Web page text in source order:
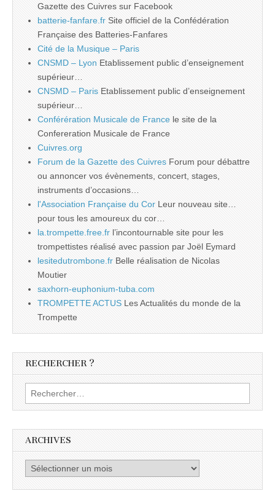
Gazette des Cuivres sur Facebook
batterie-fanfare.fr Site officiel de la Confédération
Française des Batteries-Fanfares
Cité de la Musique – Paris
CNSMD – Lyon Etablissement public d’enseignement
supérieur…
CNSMD – Paris Etablissement public d’enseignement
supérieur…
Conférération Musicale de France le site de la
Confereration Musicale de France
Cuivres.org
Forum de la Gazette des Cuivres Forum pour débattre
ou annoncer vos évènements, concert, stages,
instruments d’occasions…
l'Association Française du Cor Leur nouveau site…
pour tous les amoureux du cor…
la.trompette.free.fr l’incontournable site pour les
trompettistes réalisé avec passion par Joël Eymard
lesitedutrombone.fr Belle réalisation de Nicolas
Moutier
saxhorn-euphonium-tuba.com
TROMPETTE ACTUS Les Actualités du monde de la
Trompette
RECHERCHER ?
Rechercher :
ARCHIVES
Archives